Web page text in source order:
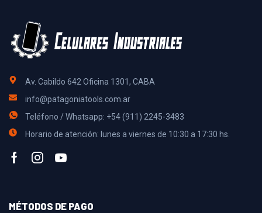
Av. Cabildo 642 Oficina 1301, CABA
info@patagoniatools.com.ar
Teléfono / Whatsapp: +54 (911) 2245-3483
Horario de atención: lunes a viernes de 10:30 a 17:30 hs.
MÉTODOS DE PAGO